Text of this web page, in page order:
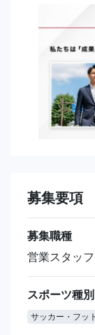
募集要項
募集職種
営業スタッフ
スポーツ種別
サッカー・フッ